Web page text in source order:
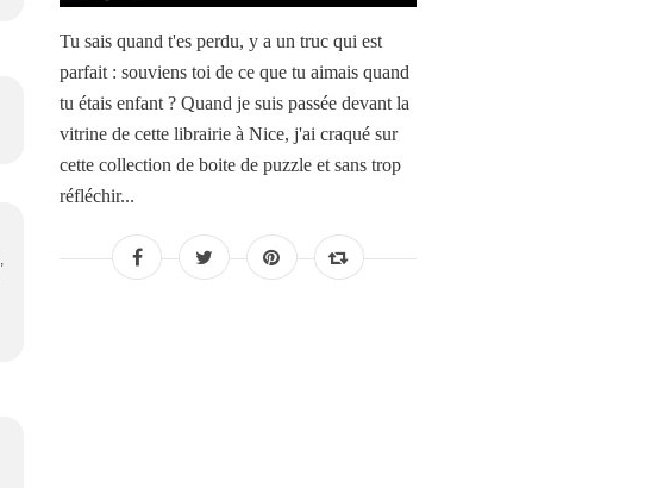
Tu sais quand t'es perdu, y a un truc qui est
parfait : souviens toi de ce que tu aimais quand
tu étais enfant ? Quand je suis passée devant la
vitrine de cette librairie à Nice, j'ai craqué sur
cette collection de boite de puzzle et sans trop
réfléchir...